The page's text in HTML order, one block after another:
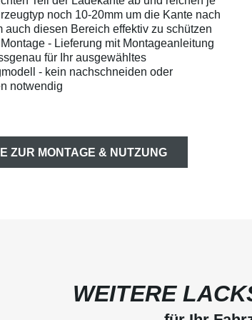
noch 10-20mm um die Kante nach
auch diesen Bereich effektiv zu schützen
- Lieferung mit Montageanleitung
für Ihr ausgewähltes
- kein nachschneiden oder
notwendig
ZUR MONTAGE & NUTZUNG
WEITERE